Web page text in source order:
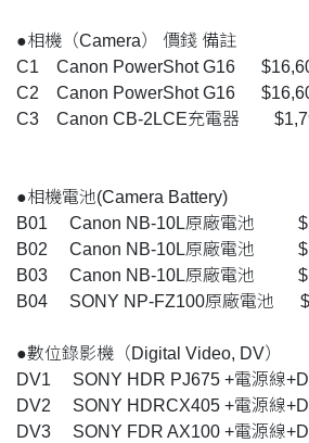
●相機（Camera） 價錢 備註
C1 Canon PowerShot G16
C2 Canon PowerShot G16
C3 Canon CB-2LCE充電器
●相機電池(Camera Battery)
B01 Canon NB-10L原廠電池
B02 Canon NB-10L原廠電池
B03 Canon NB-10L原廠電池
B04 SONY NP-FZ100原廠電池
●數位錄影機（Digital Video, DV）
DV1 SONY HDR PJ675 +電源線
DV2 SONY HDRCX405 +電源線
DV3 SONY FDR AX100 +電源線